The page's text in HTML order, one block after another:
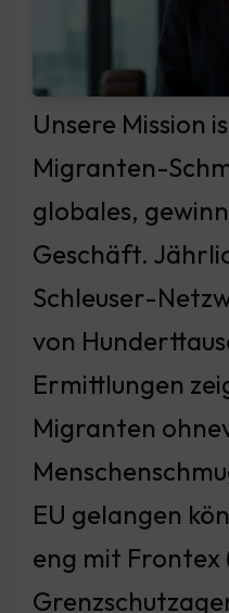
Unsere Mission
Migranten-
globales,
Geschäft.
Schleuser-
von
Ermittlungen
Migranten
EU gelangen
eng mit Frontex